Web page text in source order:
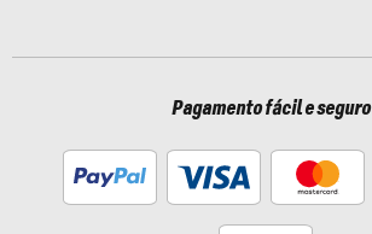
Pagamento fácil e seguro